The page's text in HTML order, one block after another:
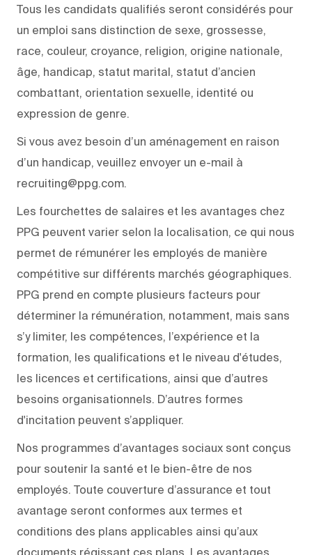
Tous les candidats qualifiés seront considérés pour
un emploi sans distinction de sexe, grossesse,
race, couleur, croyance, religion, origine nationale,
âge, handicap, statut marital, statut d’ancien
combattant, orientation sexuelle, identité ou
expression de genre.
Si vous avez besoin d’un aménagement en raison
d’un handicap, veuillez envoyer un e-mail à
recruiting@ppg.com.
Les fourchettes de salaires et les avantages chez
PPG peuvent varier selon la localisation, ce qui nous
permet de rémunérer les employés de manière
compétitive sur différents marchés géographiques.
PPG prend en compte plusieurs facteurs pour
déterminer la rémunération, notamment, mais sans
s’y limiter, les compétences, l’expérience et la
formation, les qualifications et le niveau d'études,
les licences et certifications, ainsi que d’autres
besoins organisationnels. D’autres formes
d'incitation peuvent s’appliquer.
Nos programmes d’avantages sociaux sont conçus
pour soutenir la santé et le bien-être de nos
employés. Toute couverture d’assurance et tout
avantage seront conformes aux termes et
conditions des plans applicables ainsi qu’aux
documents régissant ces plans. Les avantages